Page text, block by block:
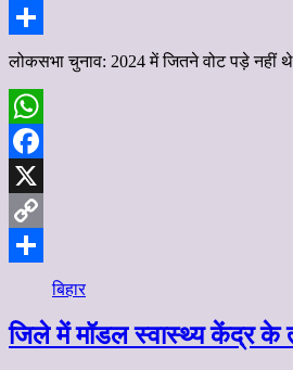
Copy
Link
Share
लोकसभा चुनाव: 2024 में जितने वोट पड़े नहीं
WhatsApp
Facebook
X
Copy
बिहार
जिले में मॉडल स्वास्थ्य केंद्र के